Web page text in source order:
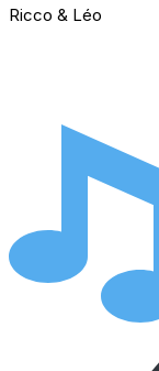
Ricco & Léo